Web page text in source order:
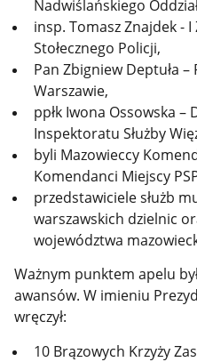
Nadwiślańskiego
insp. Tomasz Znajdek -
Stołecznego Policji,
Pan Zbigniew Deptuła –
Warszawie,
ppłk Iwona Ossowska
Inspektoratu Służby
byli Mazowieccy
Komendanci Miejscy
przedstawiciele służb
warszawskich dzielnic
województwa
Ważnym punktem apelu
awansów. W imieniu
wręczył:
10 Brązowych Krzyży